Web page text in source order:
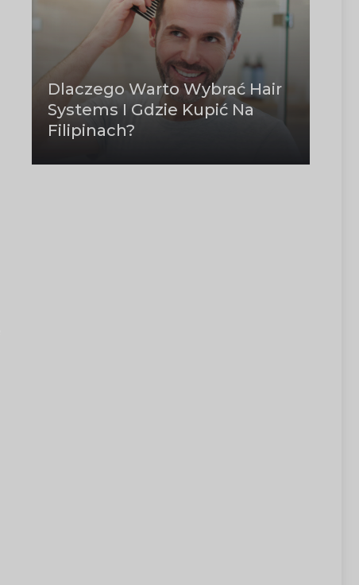
Dlaczego Warto Wybrać Hair
Systems I Gdzie Kupić Na
Filipinach?